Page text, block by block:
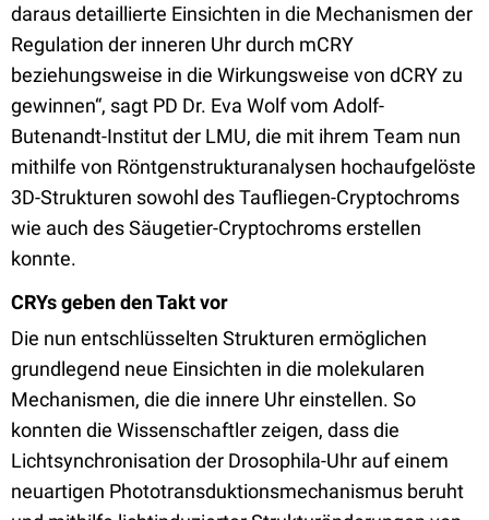
daraus detaillierte Einsichten in die Mechanismen der
Regulation der inneren Uhr durch mCRY
beziehungsweise in die Wirkungsweise von dCRY zu
gewinnen“, sagt PD Dr. Eva Wolf vom Adolf-
Butenandt-Institut der LMU, die mit ihrem Team nun
mithilfe von Röntgenstrukturanalysen hochaufgelöste
3D-Strukturen sowohl des Taufliegen-Cryptochroms
wie auch des Säugetier-Cryptochroms erstellen
konnte.
CRYs geben den Takt vor
Die nun entschlüsselten Strukturen ermöglichen
grundlegend neue Einsichten in die molekularen
Mechanismen, die die innere Uhr einstellen. So
konnten die Wissenschaftler zeigen, dass die
Lichtsynchronisation der Drosophila-Uhr auf einem
neuartigen Phototransduktionsmechanismus beruht